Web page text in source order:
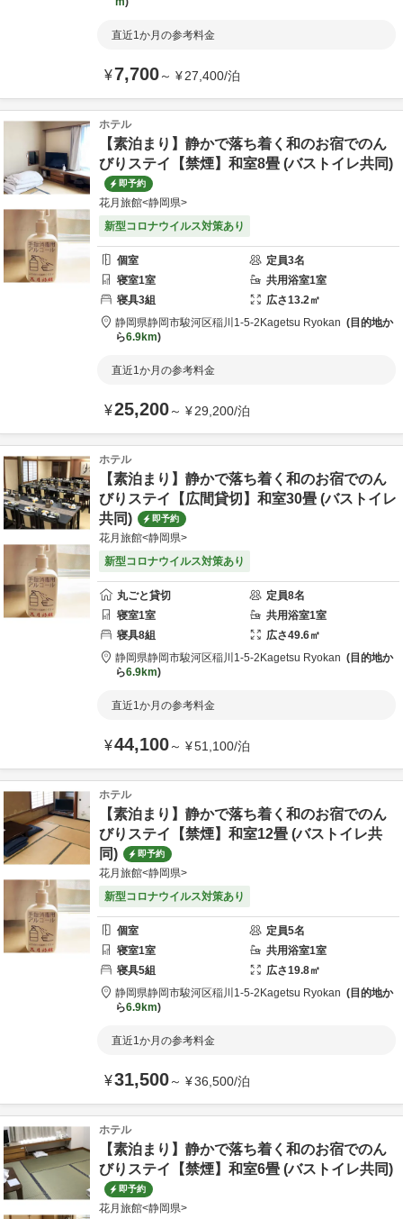
直近1か月の参考料金
¥7,700～ ¥27,400/泊
ホテル
【素泊まり】静かで落ち着く和のお宿でのん
びりステイ【禁煙】和室8畳 (バストイレ共同)
即予約
花月旅館<静岡県>
新型コロナウイルス対策あり
個室 定員3名
寝室1室 共用浴室1室
寝具3組 広さ13.2㎡
静岡県静岡市駿河区稲川1-5-2 Kagetsu Ryokan
目的地か
ら6.9km
直近1か月の参考料金
¥25,200～ ¥29,200/泊
ホテル
【素泊まり】静かで落ち着く和のお宿でのん
びりステイ【広間貸切】和室30畳 (バストイレ
共同)
即予約
花月旅館<静岡県>
新型コロナウイルス対策あり
丸ごと貸切 定員8名
寝室1室 共用浴室1室
寝具8組 広さ49.6㎡
静岡県静岡市駿河区稲川1-5-2 Kagetsu Ryokan
目的地か
ら6.9km
直近1か月の参考料金
¥44,100～ ¥51,100/泊
ホテル
【素泊まり】静かで落ち着く和のお宿でのん
びりステイ【禁煙】和室12畳 (バストイレ共
同)
即予約
花月旅館<静岡県>
新型コロナウイルス対策あり
個室 定員5名
寝室1室 共用浴室1室
寝具5組 広さ19.8㎡
静岡県静岡市駿河区稲川1-5-2 Kagetsu Ryokan
目的地か
ら6.9km
直近1か月の参考料金
¥31,500～ ¥36,500/泊
ホテル
【素泊まり】静かで落ち着く和のお宿でのん
びりステイ【禁煙】和室6畳 (バストイレ共同)
即予約
花月旅館<静岡県>